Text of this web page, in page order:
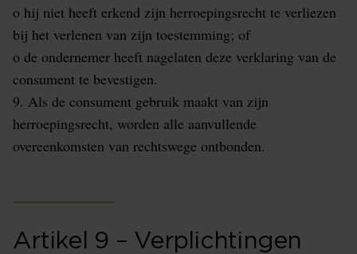
o hij niet heeft erkend zijn herroepingsrecht te verliezen
bij het verlenen van zijn toestemming; of
o de ondernemer heeft nagelaten deze verklaring van de
consument te bevestigen.
9. Als de consument gebruik maakt van zijn
herroepingsrecht, worden alle aanvullende
overeenkomsten van rechtswege ontbonden.
Artikel 9 – Verplichtingen